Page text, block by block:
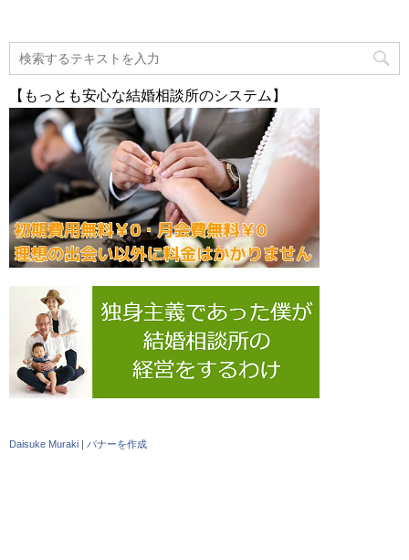
【もっとも安心な結婚相談所のシステム】
Daisuke Muraki | バナーを作成